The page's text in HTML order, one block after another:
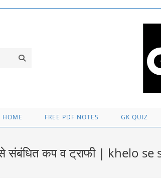
HOME FREE PDF NOTES GK QUIZ
से संबंधित कप व ट्राफी |